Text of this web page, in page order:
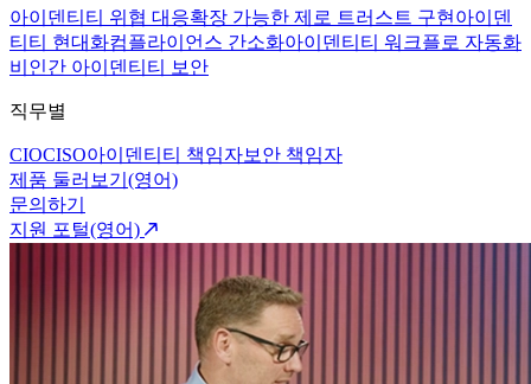
아이덴티티 위협 대응확장 가능한 제로 트러스트 구현 아이덴
티티 현대화컴플라이언스 간소화아이덴티티 워크플로 자동화
비인간 아이덴티티 보안
직무별
CIOCISO아이덴티티 책임자보안 책임자
제품 둘러보기(영어)
문의하기
지원 포털(영어)